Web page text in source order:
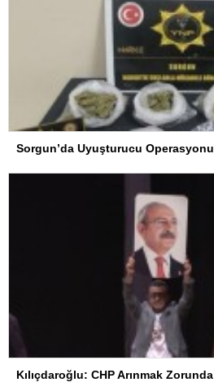
Sorgun’da Uyuşturucu Operasyonu
Kılıçdaroğlu: CHP Arınmak Zorunda